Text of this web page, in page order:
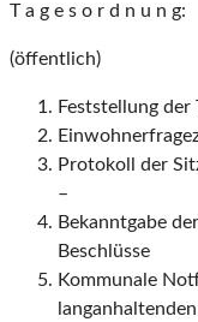
T a g e s o r d n u n g:
(öffentlich)
Feststellung der
Protokoll der
–
Bekanntgabe
Beschlüsse
Kommunale